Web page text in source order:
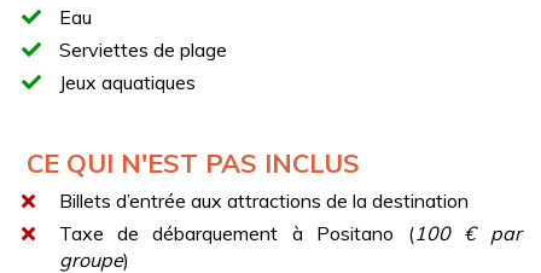
1 cabine avec 4 couchages
Dinette convertible avec rangement
Deux banquettes face à face avec table
Grand bain de soleil à l’avant
Salle de bain avec douche
Capacité maximale : 12 passagers + équipage
Eau
Serviettes de plage
Jeux aquatiques
CE QUI N'EST PAS INCLUS
Billets d’entrée aux attractions de la destination
Taxe de débarquement à Positano (100 € par
groupe)